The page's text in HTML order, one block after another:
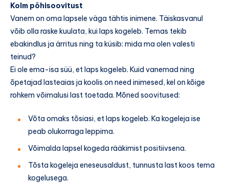
Kolm põhisoovitust
Vanem on oma lapsele väga tähtis inimene. Täiskasvanul
võib olla raske kuulata, kui laps kogeleb. Temas tekib
ebakindlus ja ärritus ning ta küsib: mida ma olen valesti
teinud?
Ei ole ema-isa süü, et laps kogeleb. Kuid vanemad ning
õpetajad lasteaias ja koolis on need inimesed, kel on kõige
rohkem võimalusi last toetada. Mõned soovitused:
Võta omaks tõsiasi, et laps kogeleb. Ka kogeleja ise
peab olukorraga leppima.
Võimalda lapsel kogeda rääkimist positiivsena.
Tõsta kogeleja eneseusaldust, tunnusta last koos tema
kogelusega.